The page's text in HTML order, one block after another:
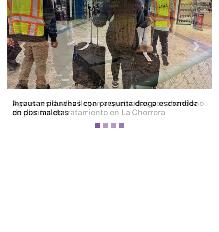
Aguas residuales llegan a quebradas por abandono
de plantas de tratamiento en La Chorrera
Previous Next